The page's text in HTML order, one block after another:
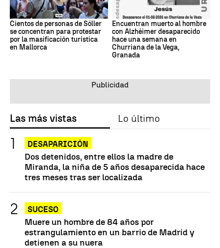
Cientos de personas de Sóller
se concentran para protestar
por la masificación turística
en Mallorca
Encuentran muerto al hombre
con Alzhéimer desaparecido
hace una semana en
Churriana de la Vega,
Granada
Las más vistas Lo último
DESAPARICIÓN
Dos detenidos, entre ellos la madre de
Miranda, la niña de 5 años desaparecida hace
tres meses tras ser localizada
SUCESO
Muere un hombre de 84 años por
estrangulamiento en un barrio de Madrid y
detienen a su nuera